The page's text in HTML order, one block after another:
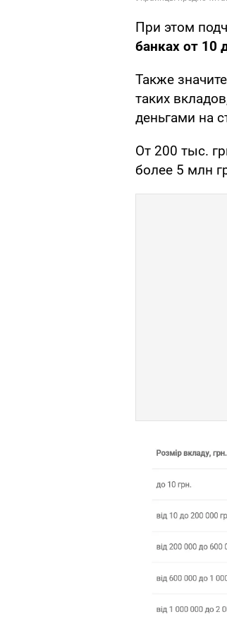
При этом
банках от 10
Также
таких
деньгами на
От 200 тыс.
более 5 млн